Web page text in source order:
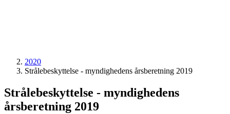
2020
Strålebeskyttelse - myndighedens årsberetning 2019
Strålebeskyttelse - myndighedens
årsberetning 2019